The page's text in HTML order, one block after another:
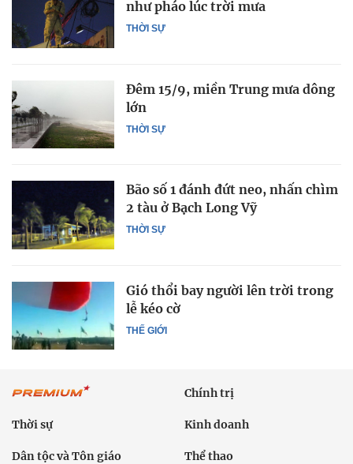
THỜI SỰ
như pháo lúc trời mưa
THỜI SỰ
Đêm 15/9, miền Trung mưa dông
lớn
THỜI SỰ
Bão số 1 đánh đứt neo, nhấn chìm
2 tàu ở Bạch Long Vỹ
THẾ GIỚI
Gió thổi bay người lên trời trong
lễ kéo cờ
Chính trị
Thời sự Kinh doanh
Dân tộc và Tôn giáo Thể thao